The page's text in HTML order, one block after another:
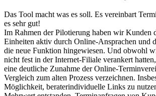
Das Tool macht was es soll. Es vereinbart
es sehr gut!
Im Rahmen der Pilotierung haben wir Kunden
Einheiten aktiv durch Online-Ansprachen und
die neue Funktion hingewiesen. Und obwohl
nicht fest in der Internet-Filiale verankert
eine deutliche Zunahme der Online-
Vergleich zum alten Prozess verzeichnen.
Möglichkeit, beraterindividuelle Links zu